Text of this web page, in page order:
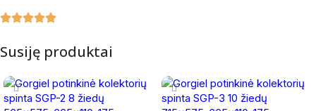
Susiję produktai